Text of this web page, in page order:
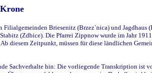
Briesenitz (Brzez`nica) und
(Zdbice). Die Pfarrei Zippnow wurde im Jahr
Zeitpunkt, müssen für diese ländlichen
Sachverhalte hin: Die vorliegende Transkription ist